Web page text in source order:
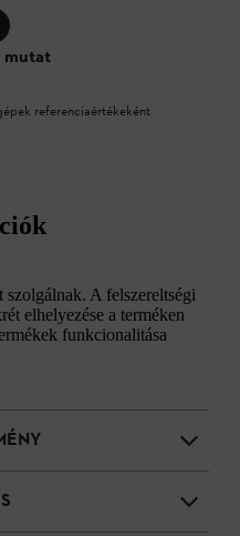
mutat
referenciaértékeként
A felszereltségi
elhelyezése a terméken
funkcionalitása